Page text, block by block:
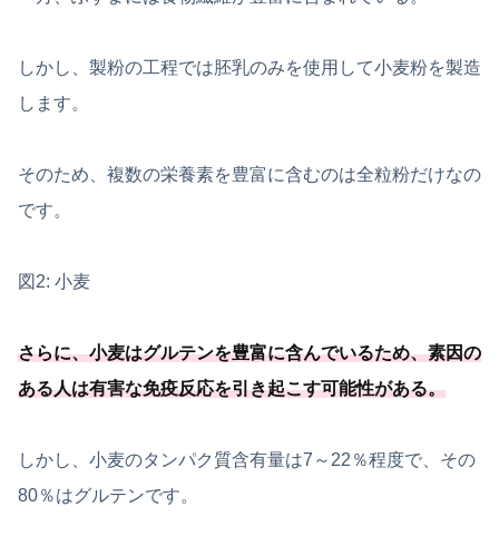
しかし、製粉の工程では胚乳のみを使用して小麦粉を製造
します。
そのため、複数の栄養素を豊富に含むのは全粒粉だけなの
です。
図2: 小麦
さらに、小麦はグルテンを豊富に含んでいるため、素因の
ある人は有害な免疫反応を引き起こす可能性がある。
しかし、小麦のタンパク質含有量は7～22％程度で、その
80％はグルテンです。